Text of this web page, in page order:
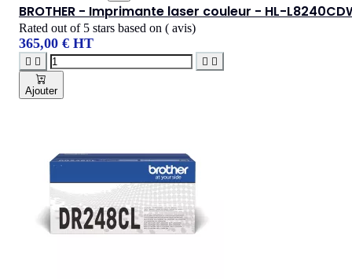
BROTHER - Imprimante laser couleur - HL-
Rated out of 5 stars based on ( avis)
365,00 € HT
   
Ajouter